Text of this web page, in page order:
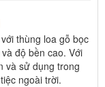
thùng loa gỗ bọc
độ bền cao. Với
và sử dụng trong
ngoài trời.